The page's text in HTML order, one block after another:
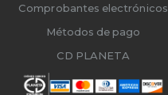
Comprobantes electrónicos
Métodos de pago
CD PLANETA